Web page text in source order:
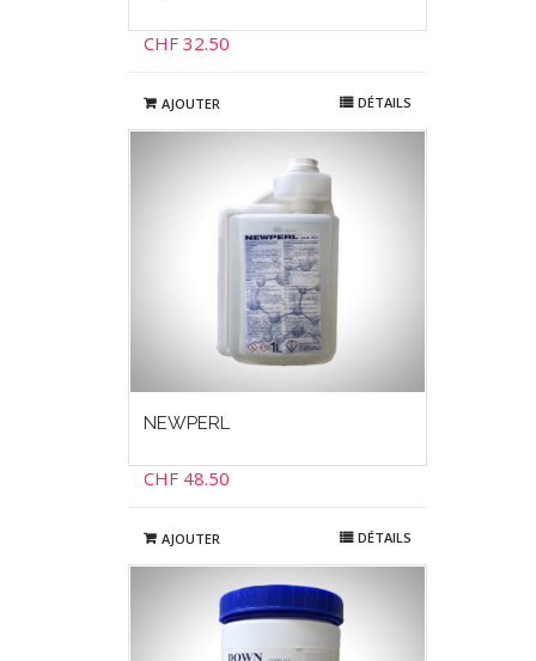
CHF32.50
AJOUTER DÉTAILS
NEWPERL
CHF48.50
AJOUTER DÉTAILS